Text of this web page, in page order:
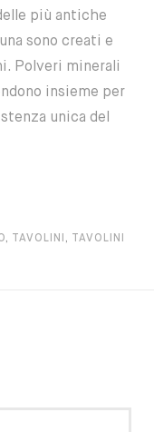
più antiche
sono creati e
Polveri minerali
insieme per
unica del
, TAVOLINI , TAVOLINI